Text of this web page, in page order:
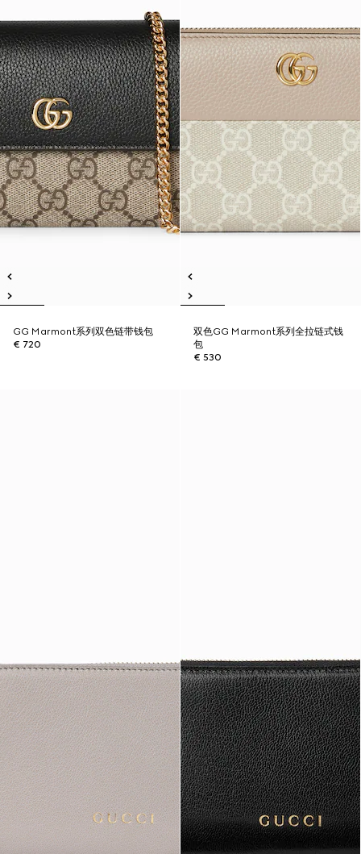
GG Marmont系列双色链带钱包
€ 720
双色GG Marmont系列全拉链式钱
包
€ 530